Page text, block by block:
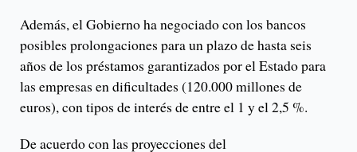
Además, el Gobierno ha negociado con los bancos
posibles prolongaciones para un plazo de hasta seis
años de los préstamos garantizados por el Estado para
las empresas en dificultades (120.000 millones de
euros), con tipos de interés de entre el 1 y el 2,5 %.
De acuerdo con las proyecciones del